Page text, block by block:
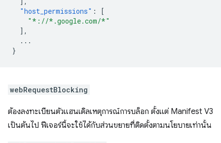
"host_permissions" :
[
"*://*.google.com/*"
],
...
}
webRequestBlocking
ต้องลงทะเบียนตัวแฮนเดิลเหตุการณ์การบล็อก ตั้งแต่ Manifest V3
เป็นต้นไป ฟีเจอร์นี้จะใช้ได้กับส่วนขยายที่ติดตั้งตามนโยบายเท่านั้น